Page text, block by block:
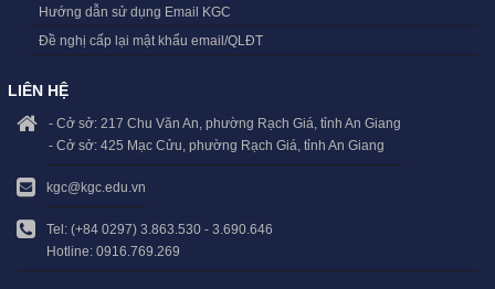
Hướng dẫn sử dụng Email KGC
Đề nghị cấp lại mật khẩu email/QLĐT
LIÊN HỆ
- Cở sở: 217 Chu Văn An, phường Rạch Giá, tỉnh An Giang
- Cở sở: 425 Mạc Cửu, phường Rạch Giá, tỉnh An Giang
kgc@kgc.edu.vn
Tel: (+84 0297) 3.863.530 - 3.690.646
Hotline: 0916.769.269